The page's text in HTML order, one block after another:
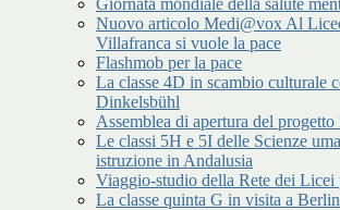
Giornata mondiale della salute
Nuovo articolo Medi@vox Al
Villafranca si vuole la pace
Flashmob per la pace
La classe 4D in scambio culturale
Dinkelsbühl
Assemblea di apertura del
Le classi 5H e 5I delle Scienze
istruzione in Andalusia
Viaggio-studio della Rete dei Licei
La classe quinta G in visita a